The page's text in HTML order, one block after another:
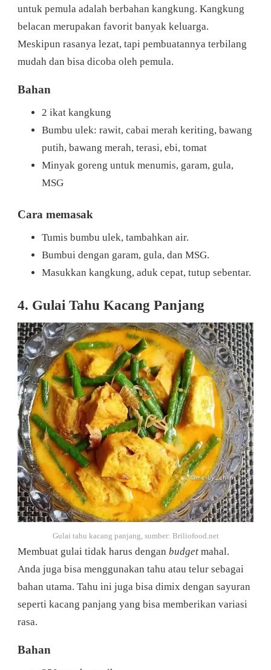
untuk pemula adalah berbahan kangkung. Kangkung
belacan merupakan favorit banyak keluarga.
Meskipun rasanya lezat, tapi pembuatannya terbilang
mudah dan bisa dicoba oleh pemula.
Bahan
2 ikat kangkung
Bumbu ulek: rawit, cabai merah keriting, bawang
putih, bawang merah, terasi, ebi, tomat
Minyak goreng untuk menumis, garam, gula,
MSG
Cara memasak
Tumis bumbu ulek, tambahkan air.
Bumbui dengan garam, gula, dan MSG.
Masukkan kangkung, aduk cepat, tutup sebentar.
4. Gulai Tahu Kacang Panjang
Gulai tahu kacang panjang, sumber: Briliofood.net
Membuat gulai tidak harus dengan budget mahal.
Anda juga bisa menggunakan tahu atau telur sebagai
bahan utama. Tahu ini juga bisa dimix dengan sayuran
seperti kacang panjang yang bisa memberikan variasi
rasa.
Bahan